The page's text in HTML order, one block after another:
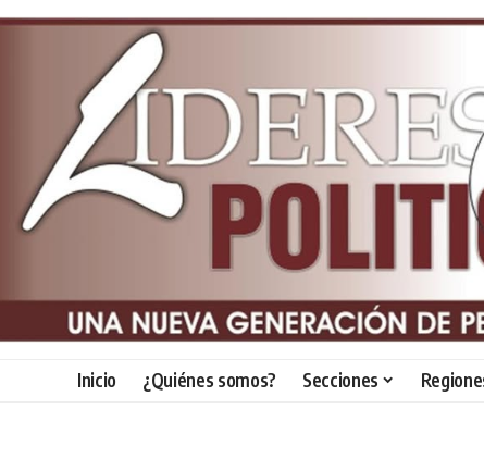
Inicio ¿Quiénes somos? Secciones